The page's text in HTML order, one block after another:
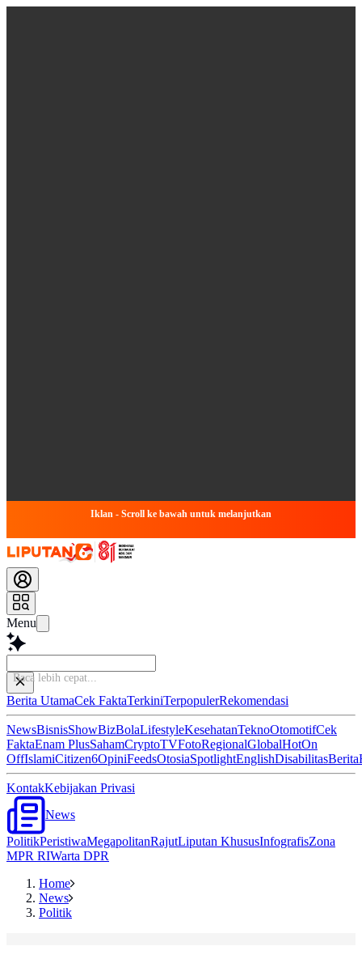
Iklan - Scroll ke bawah untuk melanjutkan
Menu
Si
Berita UtamaCek FaktaTerkiniTerpopulerRekomendasi
NewsBisnisShowBizBolaLifestyleKesehatanTeknoOtomotifCek
FaktaEnam PlusSahamCryptoTVFotoRegionalGlobalHotOn
OffIslamiCitizen6OpiniFeedsOtosiaSpotlightEnglishDisabilitasBerita
KontakKebijakan Privasi
News
PolitikPeristiwaMegapolitanRajutLiputan KhususInfografisZona
MPR RIWarta DPR
Home
News
Politik